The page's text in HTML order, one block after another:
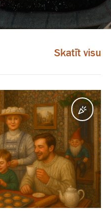
Skatīt visu